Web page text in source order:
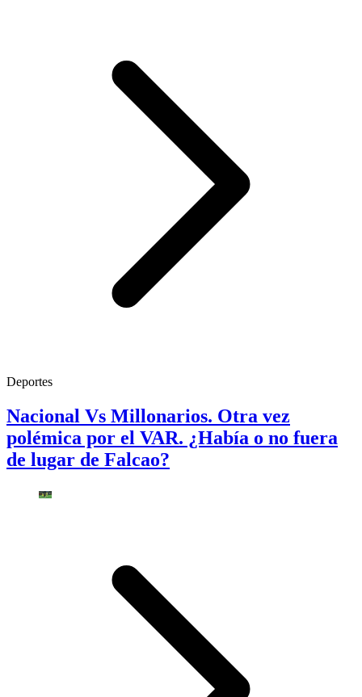
Deportes
Nacional Vs Millonarios. Otra vez
polémica por el VAR. ¿Había o no fuera
de lugar de Falcao?